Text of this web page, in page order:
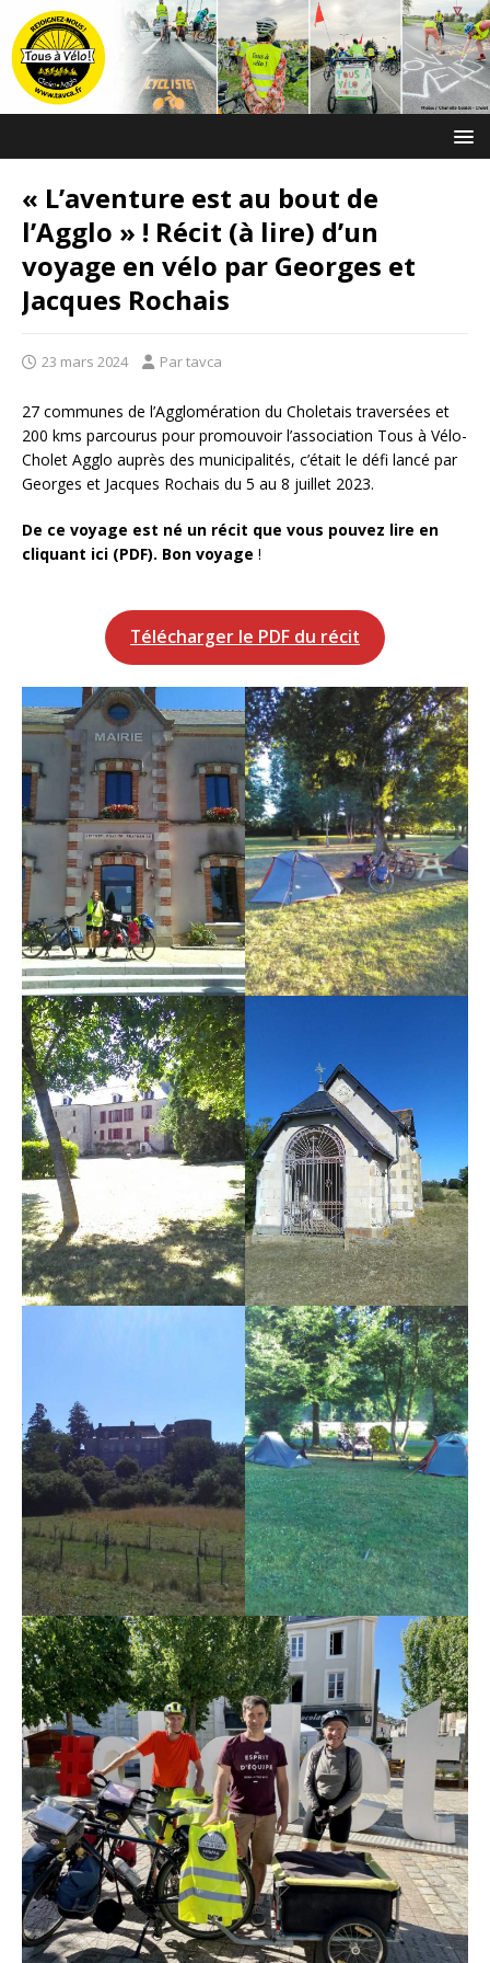
« L’aventure est au bout de
l’Agglo » ! Récit (à lire) d’un
voyage en vélo par Georges et
Jacques Rochais
23 mars 2024 Par tavca
27 communes de l’Agglomération du Choletais traversées et
200 kms parcourus pour promouvoir l’association Tous à Vélo-
Cholet Agglo auprès des municipalités, c’était le défi lancé par
Georges et Jacques Rochais du 5 au 8 juillet 2023.
De ce voyage est né un récit que vous pouvez lire en
cliquant ici (PDF). Bon voyage !
Télécharger le PDF du récit